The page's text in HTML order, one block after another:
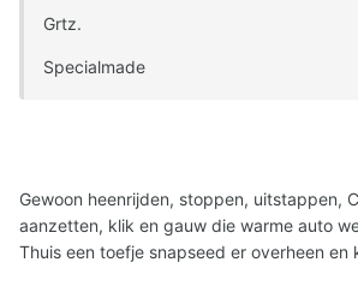
Grtz.
Specialmade
Gewoon heenrijden, stoppen, uitstappen,
aanzetten, klik en gauw die warme auto
Thuis een toefje snapseed er overheen en